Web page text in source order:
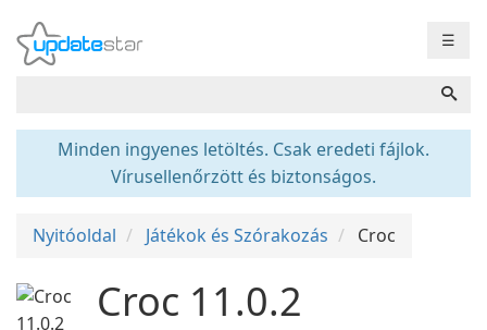
☰
Minden ingyenes letöltés. Csak eredeti fájlok.
Vírusellenőrzött és biztonságos.
Nyitóoldal Játékok és Szórakozás Croc
Croc 11.0.2